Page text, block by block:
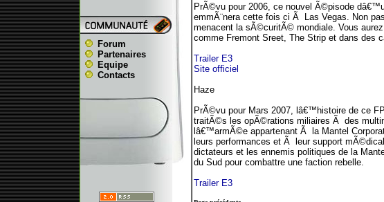
Forum
Partenaires
Equipe
Contacts
PrÃ©vu pour 2006, ce nouvel Ã©pisode
emmÃ¨nera cette fois ci Ã Las Vegas. Non
menacent la sÃ©curitÃ© mondiale. Vous
comme Fremont Sreet, The Strip et dans des
Trailer E3
Site officiel
Haze
PrÃ©vu pour Mars 2007, lâ€™histoire de ce
traitÃ©s les opÃ©rations miliaires Ã des
lâ€™armÃ©e appartenant Ã la Mantel
leurs performances et Ã leur support
dictateurs et les ennemis politiques de la
du Sud pour combattre une faction rebelle.
Trailer E3